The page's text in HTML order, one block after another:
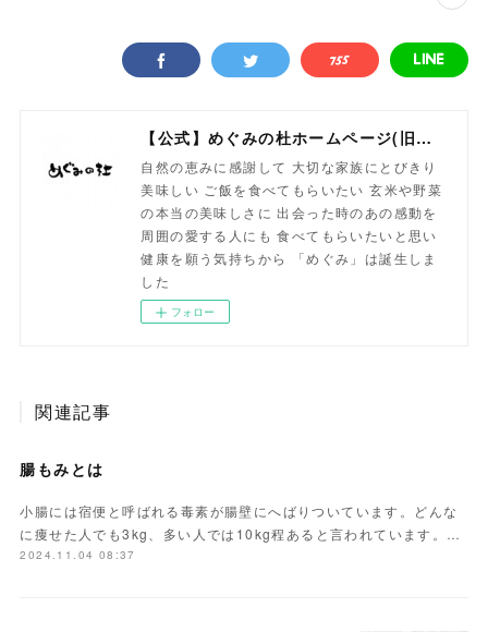
【公式】めぐみの杜ホームページ(旧自然食工房）
自然の恵みに感謝して 大切な家族にとびきり
美味しい ご飯を食べてもらいたい 玄米や野菜
の本当の美味しさに 出会った時のあの感動を
周囲の愛する人にも 食べてもらいたいと思い
健康を願う気持ちから 「めぐみ」は誕生しま
した
フォロー
関連記事
腸もみとは
小腸には宿便と呼ばれる毒素が腸壁にへばりついています。どんな
に痩せた人でも3kg、多い人では10kg程あると言われています。…
2024.11.04 08:37